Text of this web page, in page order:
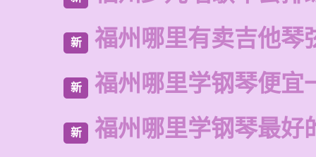
新 福州哪里有卖吉他琴
新 福州哪里学钢琴便宜
新 福州哪里学钢琴最好